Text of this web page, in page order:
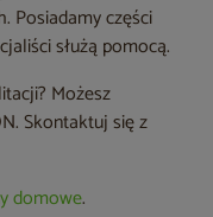
Posiadamy części
służą pomocą.
Możesz
Skontaktuj się z
domowe.